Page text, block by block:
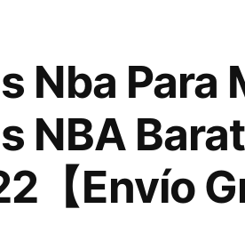
Nba Para
NBA
【Envío